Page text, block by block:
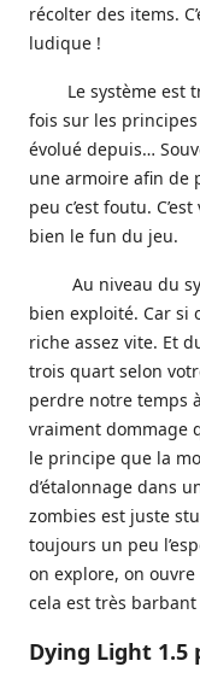
récolter des items.
ludique !
Le système est
fois sur les
évolué depuis…
une armoire afin de
peu c’est foutu.
bien le fun du jeu.
Au niveau du
bien exploité. Car si
riche assez vite. Et
trois quart selon
perdre notre temps
vraiment dommage
le principe que la
d’étalonnage dans
zombies est juste
toujours un peu
on explore, on
cela est très barbant
Dying Light 1.5